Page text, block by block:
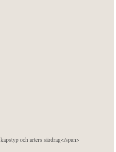
och arters särdrag</span>